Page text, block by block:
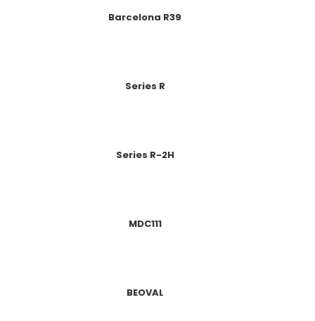
Barcelona R39
Series R
Series R-2H
MDC111
BEOVAL